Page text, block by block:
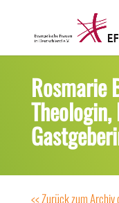
Rosmarie
<< Zurück zum